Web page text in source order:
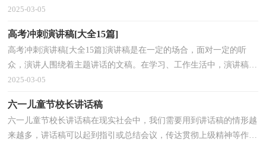
演讲稿，你所见过的演讲稿是什么样的呢？以下是小...
2025-03-05
高考冲刺演讲稿[大全15篇]
高考冲刺演讲稿[大全15篇]演讲稿是在一定的场合，面对一定的听
众，演讲人围绕着主题讲话的文稿。在学习、工作生活中，演讲稿使
用的情况越来越多，来参考自己需要的演讲稿吧！下面是小...
2025-03-05
六一儿童节校长讲话稿
六一儿童节校长讲话稿在现实社会中，我们需要用到讲话稿的情形越
来越多，讲话稿可以起到指引或总结会议，传达贯彻上级精神等作